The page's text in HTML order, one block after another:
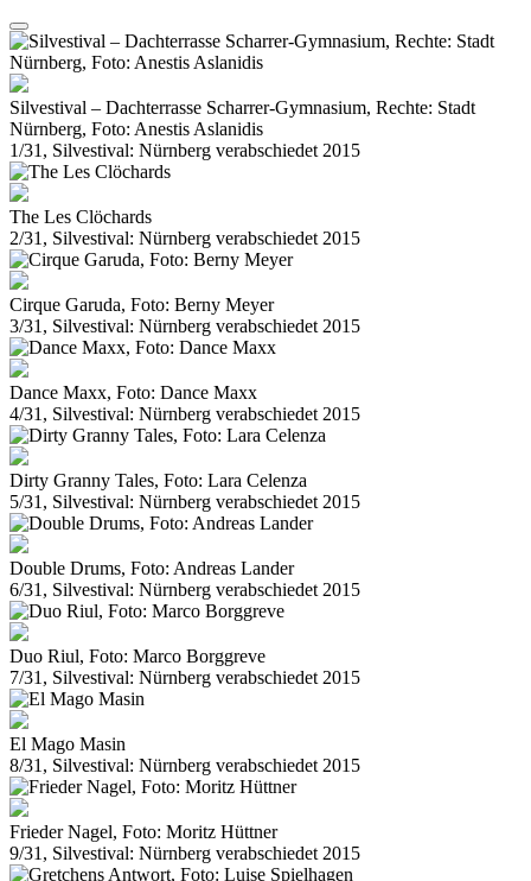
Silvestival – Dachterrasse Scharrer-Gymnasium, Rechte: Stadt
Nürnberg, Foto: Anestis Aslanidis
1/31, Silvestival: Nürnberg verabschiedet 2015
The Les Clöchards
2/31, Silvestival: Nürnberg verabschiedet 2015
Cirque Garuda, Foto: Berny Meyer
3/31, Silvestival: Nürnberg verabschiedet 2015
Dance Maxx, Foto: Dance Maxx
4/31, Silvestival: Nürnberg verabschiedet 2015
Dirty Granny Tales, Foto: Lara Celenza
5/31, Silvestival: Nürnberg verabschiedet 2015
Double Drums, Foto: Andreas Lander
6/31, Silvestival: Nürnberg verabschiedet 2015
Duo Riul, Foto: Marco Borggreve
7/31, Silvestival: Nürnberg verabschiedet 2015
El Mago Masin
8/31, Silvestival: Nürnberg verabschiedet 2015
Frieder Nagel, Foto: Moritz Hüttner
9/31, Silvestival: Nürnberg verabschiedet 2015